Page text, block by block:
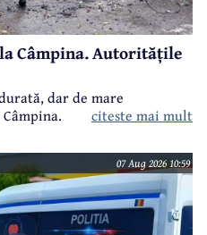
Câmpina. Autoritățile
dar de mare
citeste mai mult
07 Aug 2026 10:59